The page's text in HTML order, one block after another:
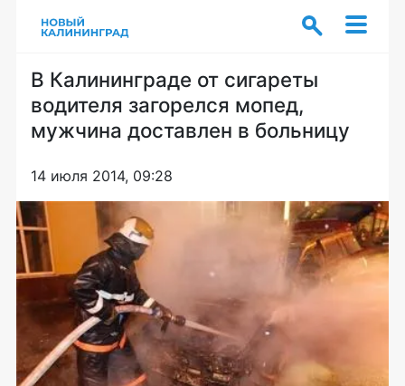
В Калининграде от сигареты
водителя загорелся мопед,
мужчина доставлен в больницу
14 июля 2014, 09:28